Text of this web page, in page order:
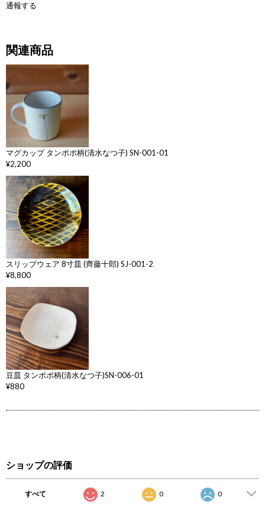
通報する
関連商品
マグカップ タンポポ柄(清水なつ子) SN-001-01
¥2,200
スリップウェア 8寸皿 (齊藤十郎) SJ-001-2
¥8,800
豆皿 タンポポ柄(清水なつ子)SN-006-01
¥880
ショップの評価
すべて 2 0 0